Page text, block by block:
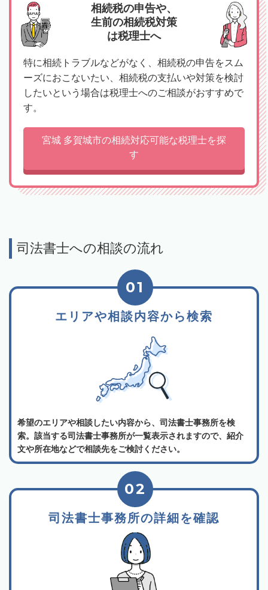
相続税の申告や、
生前の相続税対策
は税理士へ
特に相続トラブルなどがなく、相続税の申告をスム
ーズにおこないたい、相続税の支払いや対策を検討
したいという場合は税理士へのご相談がおすすめで
す。
宮城 多賀城市の相続対応可能な税理士を探
す
司法書士への相談の流れ
エリアや相談内容から検索
01
希望のエリアや相談したい内容から、司法書士事務所を検
索。該当する司法書士事務所が一覧表示されますので、紹介
文や所在地などで相談先をご検討ください。
司法書士事務所の詳細を確認
02